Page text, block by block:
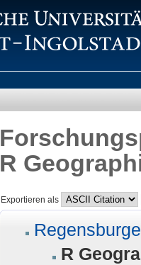
R
Exportieren als
R